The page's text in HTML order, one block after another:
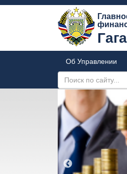
Об Управлении